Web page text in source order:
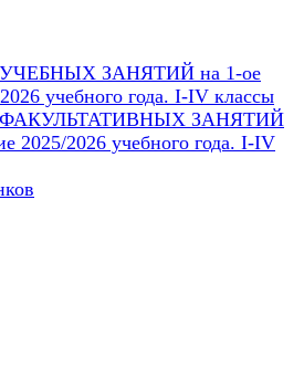
ЗАНЯТИЙ на 1-ое
учебного года. I-IV классы
ЗАНЯТИЙ
2025/2026 учебного года. I-IV